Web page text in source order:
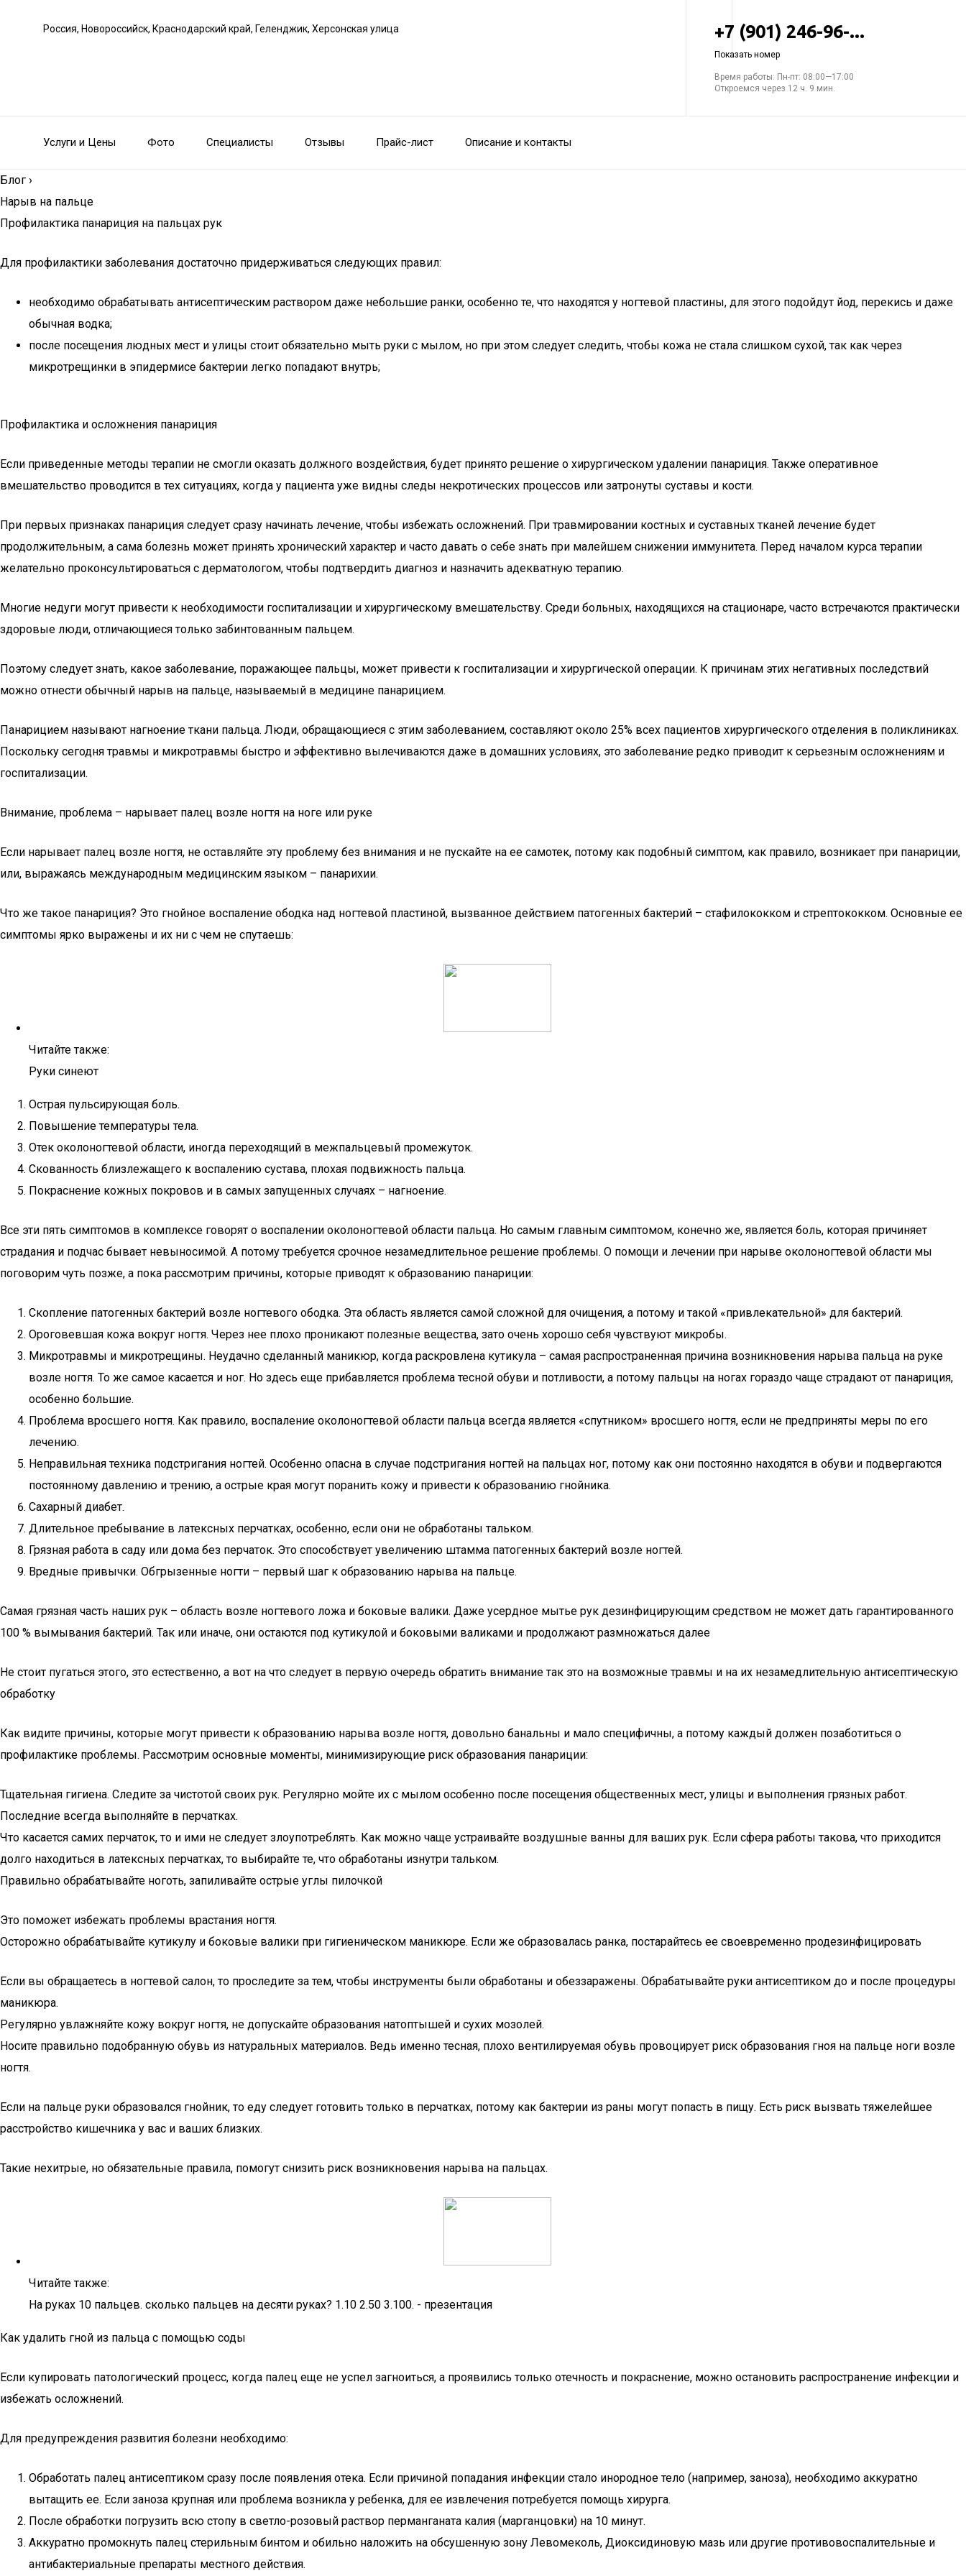
Россия, Новороссийск, Краснодарский край, Геленджик, Херсонская улица +7 (901) 246-96-...
Показать номер
Время работы: Пн-пт: 08:00—17:00
Откроемся через 12 ч. 9 мин.
Услуги и Цены Фото Специалисты Отзывы Прайс-лист Описание и контакты
Блог ›
Нарыв на пальце
Профилактика панариция на пальцах рук
Для профилактики заболевания достаточно придерживаться следующих правил:
необходимо обрабатывать антисептическим раствором даже небольшие ранки, особенно те, что находятся у ногтевой пластины, для этого подойдут йод, перекись и даже
обычная водка;
после посещения людных мест и улицы стоит обязательно мыть руки с мылом, но при этом следует следить, чтобы кожа не стала слишком сухой, так как через
микротрещинки в эпидермисе бактерии легко попадают внутрь;
Профилактика и осложнения панариция
Если приведенные методы терапии не смогли оказать должного воздействия, будет принято решение о хирургическом удалении панариция. Также оперативное
вмешательство проводится в тех ситуациях, когда у пациента уже видны следы некротических процессов или затронуты суставы и кости.
При первых признаках панариция следует сразу начинать лечение, чтобы избежать осложнений. При травмировании костных и суставных тканей лечение будет
продолжительным, а сама болезнь может принять хронический характер и часто давать о себе знать при малейшем снижении иммунитета. Перед началом курса терапии
желательно проконсультироваться с дерматологом, чтобы подтвердить диагноз и назначить адекватную терапию.
Многие недуги могут привести к необходимости госпитализации и хирургическому вмешательству. Среди больных, находящихся на стационаре, часто встречаются практически
здоровые люди, отличающиеся только забинтованным пальцем.
Поэтому следует знать, какое заболевание, поражающее пальцы, может привести к госпитализации и хирургической операции. К причинам этих негативных последствий
можно отнести обычный нарыв на пальце, называемый в медицине панарицием.
Панарицием называют нагноение ткани пальца. Люди, обращающиеся с этим заболеванием, составляют около 25% всех пациентов хирургического отделения в поликлиниках.
Поскольку сегодня травмы и микротравмы быстро и эффективно вылечиваются даже в домашних условиях, это заболевание редко приводит к серьезным осложнениям и
госпитализации.
Внимание, проблема – нарывает палец возле ногтя на ноге или руке
Если нарывает палец возле ногтя, не оставляйте эту проблему без внимания и не пускайте на ее самотек, потому как подобный симптом, как правило, возникает при панариции,
или, выражаясь международным медицинским языком – панарихии.
Что же такое панариция? Это гнойное воспаление ободка над ногтевой пластиной, вызванное действием патогенных бактерий – стафилококком и стрептококком. Основные ее
симптомы ярко выражены и их ни с чем не спутаешь:
Читайте также:
Руки синеют
Острая пульсирующая боль.
Повышение температуры тела.
Отек околоногтевой области, иногда переходящий в межпальцевый промежуток.
Скованность близлежащего к воспалению сустава, плохая подвижность пальца.
Покраснение кожных покровов и в самых запущенных случаях – нагноение.
Все эти пять симптомов в комплексе говорят о воспалении околоногтевой области пальца. Но самым главным симптомом, конечно же, является боль, которая причиняет
страдания и подчас бывает невыносимой. А потому требуется срочное незамедлительное решение проблемы. О помощи и лечении при нарыве околоногтевой области мы
поговорим чуть позже, а пока рассмотрим причины, которые приводят к образованию панариции:
Скопление патогенных бактерий возле ногтевого ободка. Эта область является самой сложной для очищения, а потому и такой «привлекательной» для бактерий.
Ороговевшая кожа вокруг ногтя. Через нее плохо проникают полезные вещества, зато очень хорошо себя чувствуют микробы.
Микротравмы и микротрещины. Неудачно сделанный маникюр, когда раскровлена кутикула – самая распространенная причина возникновения нарыва пальца на руке
возле ногтя. То же самое касается и ног. Но здесь еще прибавляется проблема тесной обуви и потливости, а потому пальцы на ногах гораздо чаще страдают от панариция,
особенно большие.
Проблема вросшего ногтя. Как правило, воспаление околоногтевой области пальца всегда является «спутником» вросшего ногтя, если не предприняты меры по его
лечению.
Неправильная техника подстригания ногтей. Особенно опасна в случае подстригания ногтей на пальцах ног, потому как они постоянно находятся в обуви и подвергаются
постоянному давлению и трению, а острые края могут поранить кожу и привести к образованию гнойника.
Сахарный диабет.
Длительное пребывание в латексных перчатках, особенно, если они не обработаны тальком.
Грязная работа в саду или дома без перчаток. Это способствует увеличению штамма патогенных бактерий возле ногтей.
Вредные привычки. Обгрызенные ногти – первый шаг к образованию нарыва на пальце.
Самая грязная часть наших рук – область возле ногтевого ложа и боковые валики. Даже усердное мытье рук дезинфицирующим средством не может дать гарантированного
100 % вымывания бактерий. Так или иначе, они остаются под кутикулой и боковыми валиками и продолжают размножаться далее
Не стоит пугаться этого, это естественно, а вот на что следует в первую очередь обратить внимание так это на возможные травмы и на их незамедлительную антисептическую
обработку
Как видите причины, которые могут привести к образованию нарыва возле ногтя, довольно банальны и мало специфичны, а потому каждый должен позаботиться о
профилактике проблемы. Рассмотрим основные моменты, минимизирующие риск образования панариции:
Тщательная гигиена. Следите за чистотой своих рук. Регулярно мойте их с мылом особенно после посещения общественных мест, улицы и выполнения грязных работ.
Последние всегда выполняйте в перчатках.
Что касается самих перчаток, то и ими не следует злоупотреблять. Как можно чаще устраивайте воздушные ванны для ваших рук. Если сфера работы такова, что приходится
долго находиться в латексных перчатках, то выбирайте те, что обработаны изнутри тальком.
Правильно обрабатывайте ноготь, запиливайте острые углы пилочкой
Это поможет избежать проблемы врастания ногтя.
Осторожно обрабатывайте кутикулу и боковые валики при гигиеническом маникюре. Если же образовалась ранка, постарайтесь ее своевременно продезинфицировать
Если вы обращаетесь в ногтевой салон, то проследите за тем, чтобы инструменты были обработаны и обеззаражены. Обрабатывайте руки антисептиком до и после процедуры
маникюра.
Регулярно увлажняйте кожу вокруг ногтя, не допускайте образования натоптышей и сухих мозолей.
Носите правильно подобранную обувь из натуральных материалов. Ведь именно тесная, плохо вентилируемая обувь провоцирует риск образования гноя на пальце ноги возле
ногтя.
Если на пальце руки образовался гнойник, то еду следует готовить только в перчатках, потому как бактерии из раны могут попасть в пищу. Есть риск вызвать тяжелейшее
расстройство кишечника у вас и ваших близких.
Такие нехитрые, но обязательные правила, помогут снизить риск возникновения нарыва на пальцах.
Читайте также:
На руках 10 пальцев. сколько пальцев на десяти руках? 1.10 2.50 3.100. - презентация
Как удалить гной из пальца с помощью соды
Если купировать патологический процесс, когда палец еще не успел загноиться, а проявились только отечность и покраснение, можно остановить распространение инфекции и
избежать осложнений.
Для предупреждения развития болезни необходимо:
Обработать палец антисептиком сразу после появления отека. Если причиной попадания инфекции стало инородное тело (например, заноза), необходимо аккуратно
вытащить ее. Если заноза крупная или проблема возникла у ребенка, для ее извлечения потребуется помощь хирурга.
После обработки погрузить всю стопу в светло-розовый раствор перманганата калия (марганцовки) на 10 минут.
Аккуратно промокнуть палец стерильным бинтом и обильно наложить на обсушенную зону Левомеколь, Диоксидиновую мазь или другие противовоспалительные и
антибактериальные препараты местного действия.